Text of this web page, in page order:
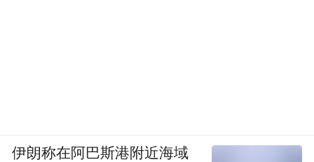
伊朗称在阿巴斯港附近海域